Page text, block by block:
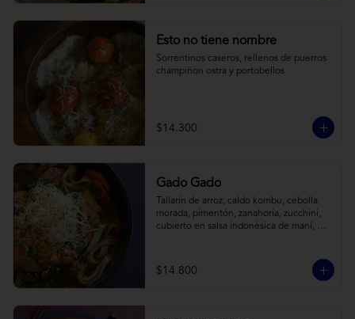
Esto no tiene nombre
Sorrentinos caseros, rellenos de puerros
champiñon ostra y portobellos
$14.300
Gado Gado
Tallarín de arroz, caldo kombu, cebolla
morada, pimentón, zanahoria, zucchini,
cubierto en salsa indonésica de maní,
$14.800